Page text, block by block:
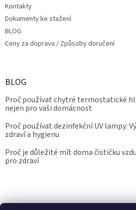
Kontakty
Dokumenty ke stažení
BLOG
Ceny za dopravu / Způsoby doručení
BLOG
Proč používat chytré termostatické
nejen pro vaši domácnost
Proč používat dezinfekční UV lampy:
zdraví a hygienu
Proč je důležité mít doma čističku
pro zdraví